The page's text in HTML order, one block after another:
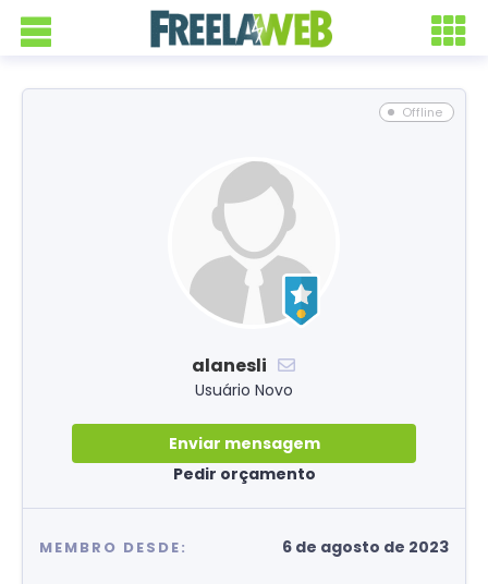
Offline
alanesli
Usuário Novo
Enviar mensagem
Pedir orçamento
MEMBRO DESDE: 6 de agosto de 2023